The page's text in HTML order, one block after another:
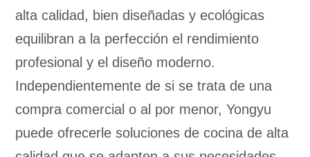
alta calidad, bien diseñadas y ecológicas
equilibran a la perfección el rendimiento
profesional y el diseño moderno.
Independientemente de si se trata de una
compra comercial o al por menor, Yongyu
puede ofrecerle soluciones de cocina de alta